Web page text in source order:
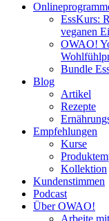
EssKurs:
veganen
OWAO!
Bundle
Blog
Artikel
Rezepte
Empfehlungen
Kurse
Kollektion
Kundenstimmen
Podcast
Über OWAO!